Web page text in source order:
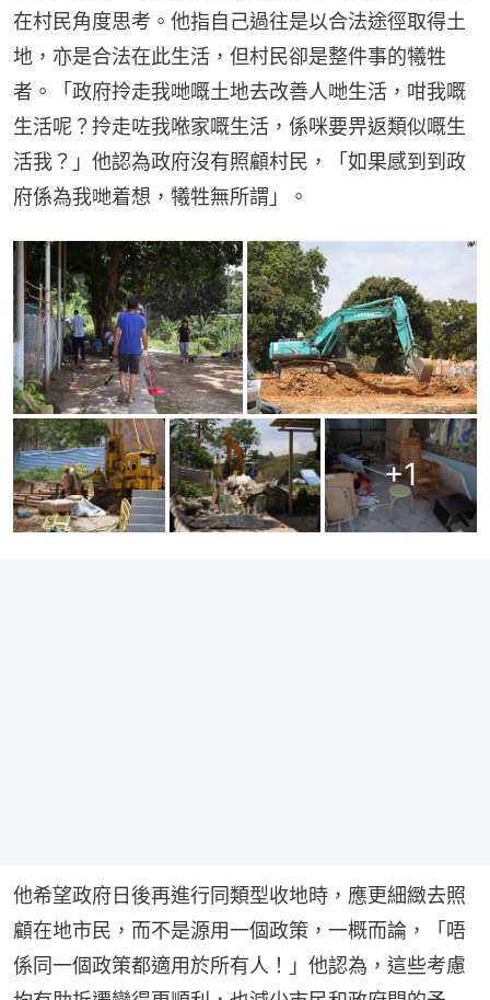
在村民角度思考。他指自己過往是以合法途徑取得土
地，亦是合法在此生活，但村民卻是整件事的犧牲
者。「政府拎走我哋嘅土地去改善人哋生活，咁我嘅
生活呢？拎走咗我𠵱家嘅生活，係咪要畀返類似嘅生
活我？」他認為政府沒有照顧村民，「如果感到到政
府係為我哋着想，犧牲無所謂」。
+1
他希望政府日後再進行同類型收地時，應更細緻去照
顧在地市民，而不是源用一個政策，一概而論，「唔
係同一個政策都適用於所有人！」他認為，這些考慮